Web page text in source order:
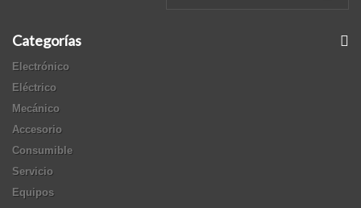
Categorías
Electrónico
Eléctrico
Mecánico
Accesorio
Consumible
Servicio
Equipos